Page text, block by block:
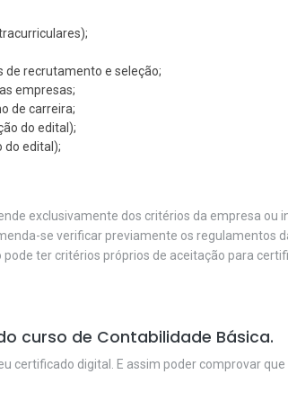
de recrutamento e seleção;
empresas;
de carreira;
do edital);
do edital);
exclusivamente dos critérios da empresa ou
se verificar previamente os regulamentos
ter critérios próprios de aceitação para
curso de Contabilidade Básica.
certificado digital. E assim poder comprovar